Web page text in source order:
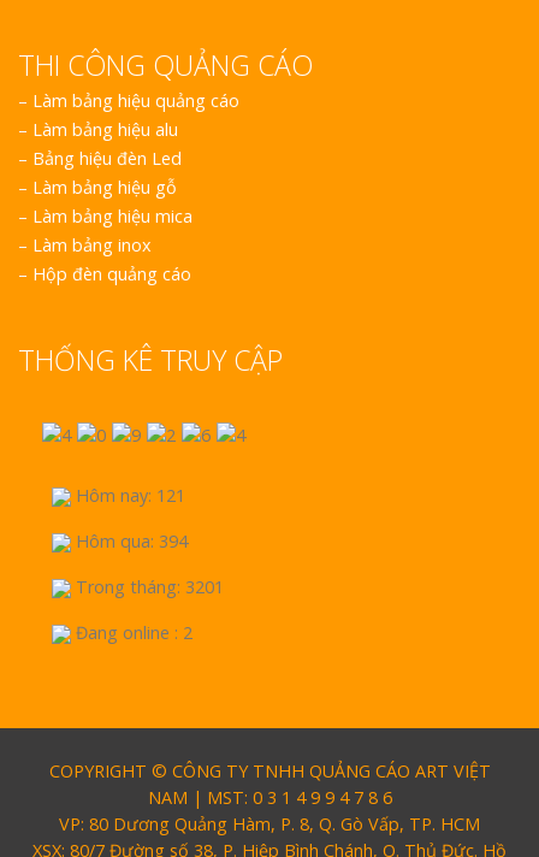
THI CÔNG QUẢNG CÁO
– Làm bảng hiệu quảng cáo
– Làm bảng hiệu alu
– Bảng hiệu đèn Led
– Làm bảng hiệu gỗ
– Làm bảng hiệu mica
– Làm bảng inox
– Hộp đèn quảng cáo
THỐNG KÊ TRUY CẬP
Hôm nay: 121
Hôm qua: 394
Trong tháng: 3201
Đang online : 2
COPYRIGHT © CÔNG TY TNHH QUẢNG CÁO ART VIỆT
NAM | MST: 0 3 1 4 9 9 4 7 8 6
VP: 80 Dương Quảng Hàm, P. 8, Q. Gò Vấp, TP. HCM
XSX: 80/7 Đường số 38, P. Hiệp Bình Chánh, Q. Thủ Đức. Hồ